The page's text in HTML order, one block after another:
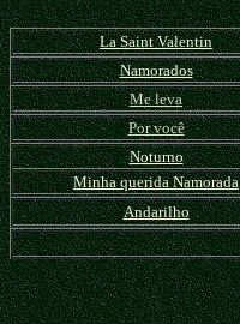
La Saint Valentin
Namorados
Me leva
Por você
Noturno
Minha querida Namorada
Andarilho